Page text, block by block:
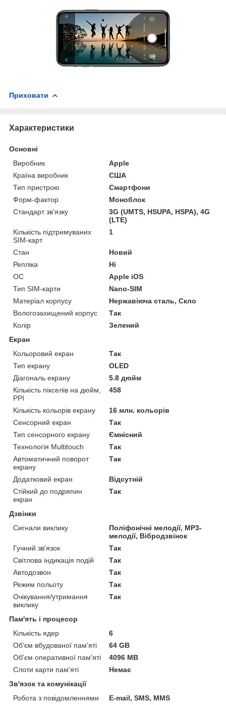
Приховати
Характеристики
Основні
Виробник
Apple
Країна виробник
США
Тип пристрою
Смартфони
Форм-фактор
Моноблок
Стандарт зв'язку
3G (UMTS, HSUPA, HSPA), 4G
(LTE)
Кількість підтримуваних
SIM-карт
1
Стан
Новий
Репліка
Ні
ОС
Apple iOS
Тип SIM-карти
Nano-SIM
Матеріал корпусу
Нержавіюча сталь, Скло
Вологозахищений корпус
Так
Колір
Зелений
Екран
Кольоровий екран
Так
Тип екрану
OLED
Діагональ екрану
5.8 дюйм
Кількість пікселів на дюйм,
PPI
458
Кількість кольорів екрану
16 млн. кольорів
Сенсорний екран
Так
Тип сенсорного екрану
Ємнісний
Технологія Multitouch
Так
Автоматичний поворот
екрану
Так
Додатковий екран
Відсутній
Стійкий до подряпин
екран
Так
Дзвінки
Сигнали виклику
Поліфонічні мелодії, MP3-
мелодії, Вібродзвінок
Гучний зв'язок
Так
Світлова індикація подій
Так
Автодозвон
Так
Режим польоту
Так
Очікування/утримання
виклику
Так
Пам'ять і процесор
Кількість ядер
6
Об'єм вбудованої пам'яті
64 GB
Об'єм оперативної пам'яті
4096 MB
Слоти карти пам'яті
Немає
Зв'язок та комунікації
Робота з повідомленнями
E-mail, SMS, MMS